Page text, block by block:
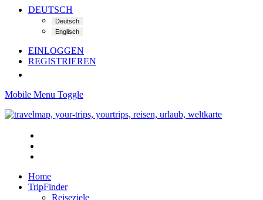
DEUTSCH
EINLOGGEN
REGISTRIEREN
Mobile Menu Toggle
Home
TripFinder
Reiseziele